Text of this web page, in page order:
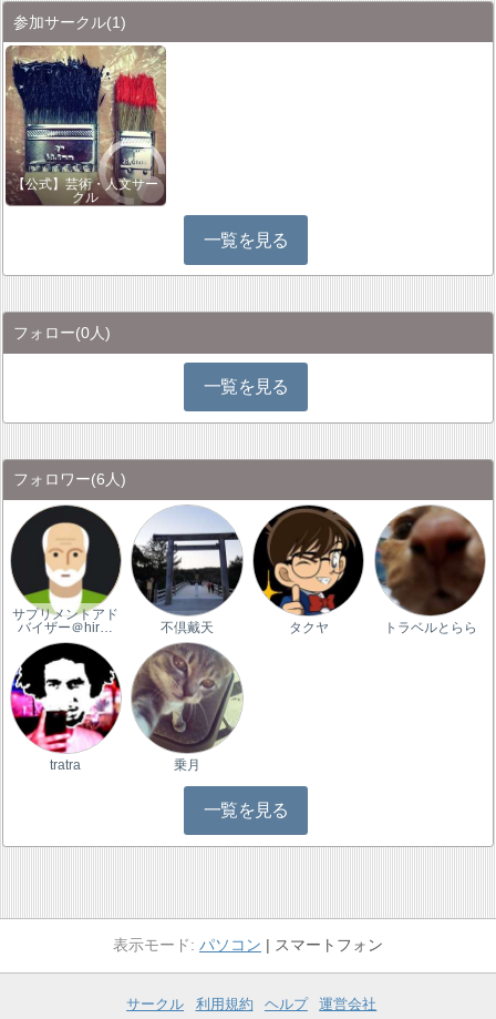
参加サークル(1)
【公式】芸術・人文サー
クル
一覧を見る
フォロー(0人)
一覧を見る
フォロワー(6人)
サプリメントアド
バイザー＠hir…
不倶戴天 タクヤ トラベルとらら
tratra 乗月
一覧を見る
パソコン スマートフォン
サークル 利用規約 ヘルプ
運営会社